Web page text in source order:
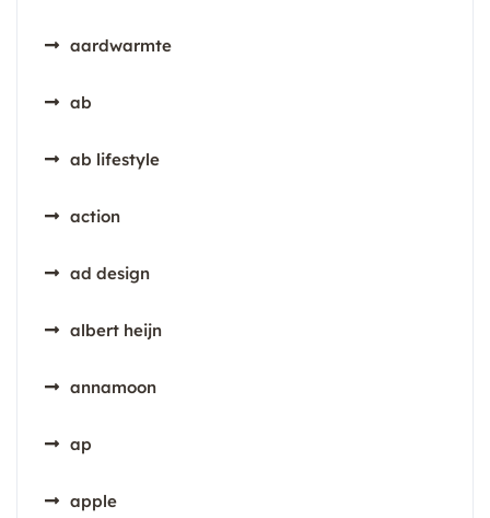
aardwarmte
ab
ab lifestyle
action
ad design
albert heijn
annamoon
ap
apple